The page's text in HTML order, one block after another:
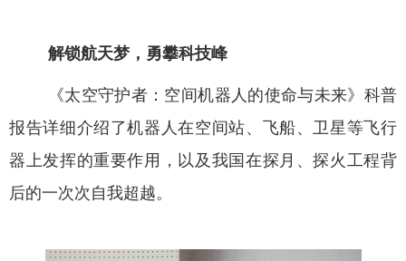
解锁航天梦 ，勇攀科技峰
《太空守护者：空间机器人的使命与未来》科普
报告详细介绍了机器人在空间站、飞船、卫星等飞行
器上发挥的重要作用，以及我国在探月、探火工程背
后的一次次自我超越。